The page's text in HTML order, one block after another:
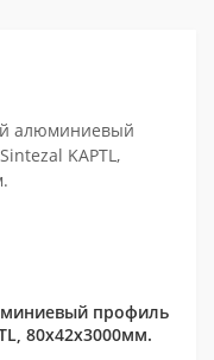
профиль
80х42x3000мм.